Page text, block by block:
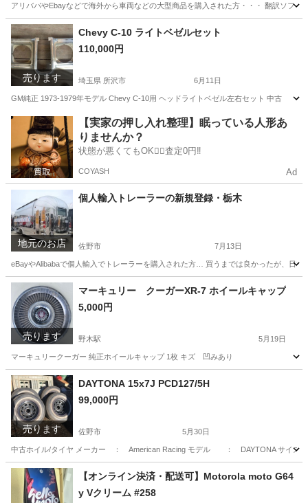
アリババやEbayなどで海外から車両などの大型商品を購入された方・・・ 翻訳ソフ
埼玉 所沢市 その他 キッチンカー
売ります
Chevy C-10 ライトベゼルセット
110,000円
埼玉県 所沢市 6月11日
GM純正 1973-1979年モデル Chevy C-10用 ヘッドライトベゼル左右セット 中古
埼玉 所沢市 外装、車外用品 セット
【実家の押し入れ整理】眠っている人形あ
りませんか？
状態が悪くてもOK🙆‍♀️査定0円‼️
COYASH Ad
地元のお店
個人輸入トレーラーの新規登録・栃木
佐野市 7月13日
eBayやAlibabaで個人輸入でトレーラーを購入された方… 買うまでは良かったが、日
栃木 佐野市 車検 料金
売ります
マーキュリー クーガーXR-7 ホイールキャップ
5,000円
野木駅 5月19日
マーキュリークーガー 純正ホイールキャップ 1枚 キズ 凹みあり
栃木 下都賀郡
売ります
DAYTONA 15x7J PCD127/5H
99,000円
佐野市 5月30日
中古ホイル/タイヤ メーカー ： American Racing モデル ： DAYTONA サ
栃木 佐野市 タイヤ、ホイール Racing
【オンライン決済・配送可】Motorola moto G64
y Vクリーム #258